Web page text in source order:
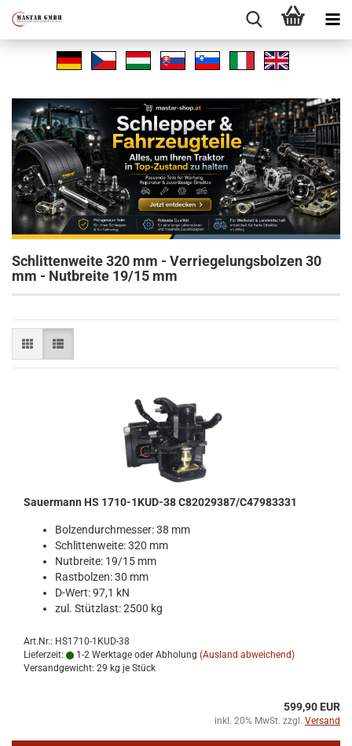
Schlittenweite 320 mm - Verriegelungsbolzen 30
mm - Nutbreite 19/15 mm
Sauer­mann HS 1710-​1KUD-​38 C82029387/C47983331
Bol­zen­durch­mes­ser: 38 mm
Schlit­ten­wei­te: 320 mm
Nut­brei­te: 19/15 mm
Rast­bol­zen: 30 mm
D-​Wert: 97,1 kN
zul. Stütz­last: 2500 kg
Art.Nr.: HS1710-1KUD-38
Lieferzeit:
1-2 Werktage oder Abholung (Ausland abweichend)
Versandgewicht: 29 kg je Stück
599,90 EUR
inkl. 20% MwSt. zzgl. Versand